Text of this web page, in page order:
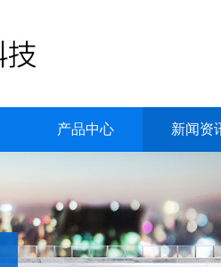
产品中心 新闻资